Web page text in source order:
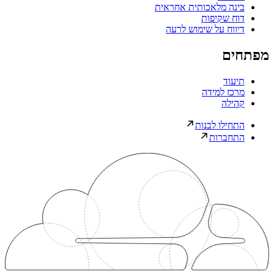
בינה מלאכותית אחראית
דוח שקיפות
דיווח על שימוש לרעה
מפתחים
תיעוד
מרכז למידה
קהילה
התחילו לבנות
התחברות